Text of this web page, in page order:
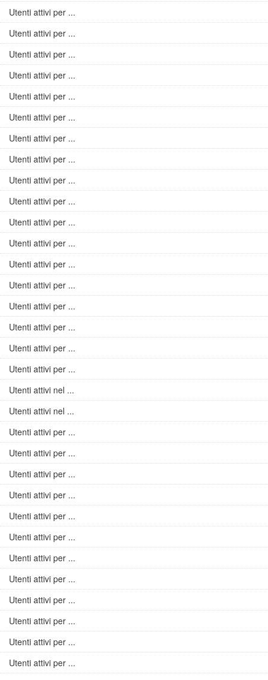
Utenti attivi per ...
Utenti attivi per ...
Utenti attivi per ...
Utenti attivi per ...
Utenti attivi per ...
Utenti attivi per ...
Utenti attivi per ...
Utenti attivi per ...
Utenti attivi per ...
Utenti attivi per ...
Utenti attivi per ...
Utenti attivi per ...
Utenti attivi per ...
Utenti attivi per ...
Utenti attivi per ...
Utenti attivi per ...
Utenti attivi per ...
Utenti attivi per ...
Utenti attivi nel ...
Utenti attivi nel ...
Utenti attivi per ...
Utenti attivi per ...
Utenti attivi per ...
Utenti attivi per ...
Utenti attivi per ...
Utenti attivi per ...
Utenti attivi per ...
Utenti attivi per ...
Utenti attivi per ...
Utenti attivi per ...
Utenti attivi per ...
Utenti attivi per ...